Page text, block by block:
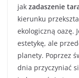
jak zadaszenie
kierunku
ekologiczną oazę.
estetykę, ale
planety. Poprzez
dnia przyczyniać